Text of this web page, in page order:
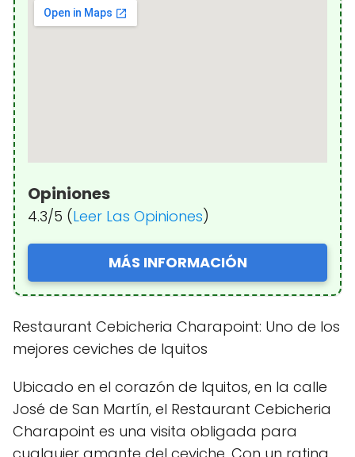
Opiniones
4.3/5 (Leer Las Opiniones)
MÁS INFORMACIÓN
Restaurant Cebicheria Charapoint: Uno de los
mejores ceviches de Iquitos
Ubicado en el corazón de Iquitos, en la calle
José de San Martín, el Restaurant Cebicheria
Charapoint es una visita obligada para